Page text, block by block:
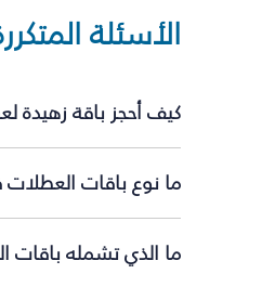
الأسئلة
كيف أحجز باقة زهيدة
ما نوع باقات
ما الذي تشمله